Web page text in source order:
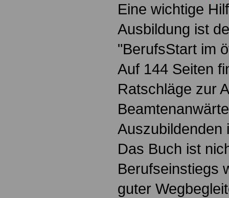
Eine wichtige
Ausbildung ist
"BerufsStart im
Auf 144 Seiten
Ratschläge zur
Auszubildenden
Das Buch ist
Berufseinstiegs
guter